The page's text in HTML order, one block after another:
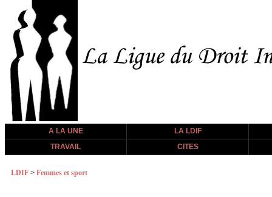
A LA UNE
LA LDIF
TRAVAIL
CITES
LDIF > Femmes et sport